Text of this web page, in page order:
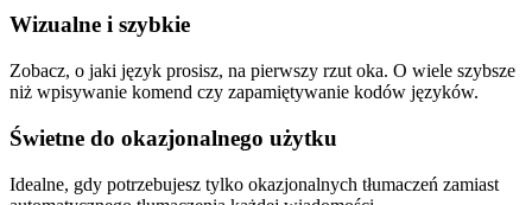
Wizualne i szybkie
Zobacz, o jaki język prosisz, na pierwszy rzut oka. O wiele szybsze
niż wpisywanie komend czy zapamiętywanie kodów języków.
Świetne do okazjonalnego użytku
Idealne, gdy potrzebujesz tylko okazjonalnych tłumaczeń zamiast